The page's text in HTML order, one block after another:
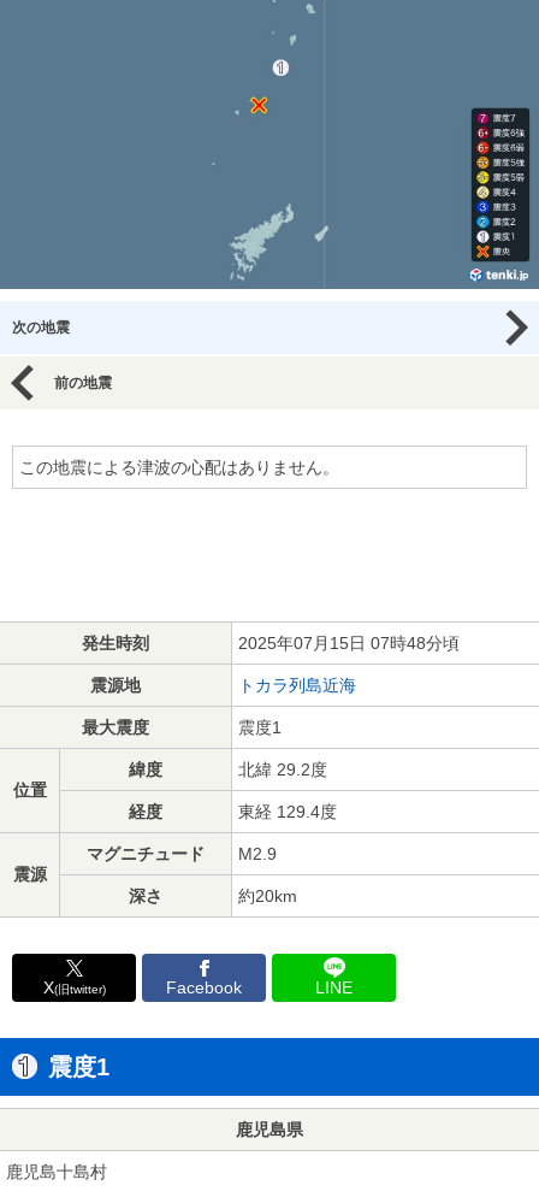
次の地震
前の地震
この地震による津波の心配はありません。
発生時刻 2025年07月15日 07時48分頃
震源地 トカラ列島近海
最大震度 震度1
位置
緯度 北緯 29.2度
経度 東経 129.4度
震源
マグニチュード M2.9
深さ 約20km
X(旧twitter) Facebook LINE
震度1
鹿児島県
鹿児島十島村